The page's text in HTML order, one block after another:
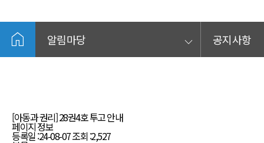
home 알림마당 keyboard_arrow_down 공지사항
[아동과 권리] 28권4호 투고 안내
페이지 정보
등록일 :24-08-07조회 :2,527